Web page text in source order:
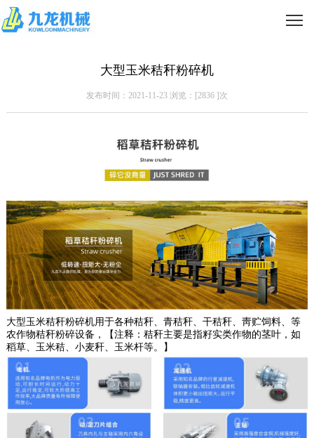
大型玉米秸秆粉碎机
发布时间：2021-11-23 浏览：[2836 ]次
大型玉米秸秆粉碎机用于各种秸秆、青秸秆、干秸秆、靑贮饲料、等
农作物秸秆粉碎设备，【注释：秸秆主要是指籽实类作物的茎叶，如
稻草、玉米秸、小麦秆、玉米杆等。】